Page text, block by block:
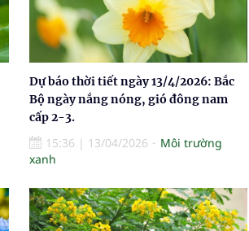
Dự báo thời tiết ngày 13/4/2026: Bắc
Bộ ngày nắng nóng, gió đông nam
cấp 2-3.
15:36 | 13/04/2026
Môi trường
xanh